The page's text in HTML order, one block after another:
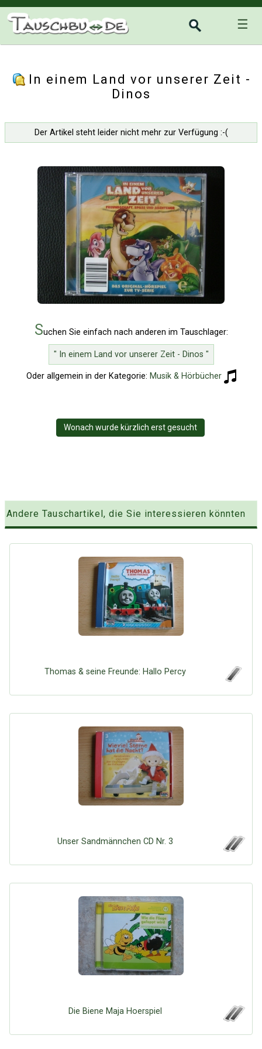
☰
In einem Land vor unserer Zeit -
Dinos
Der Artikel steht leider nicht mehr zur Verfügung :-(
Suchen Sie einfach nach anderen im Tauschlager:
" In einem Land vor unserer Zeit - Dinos "
Oder allgemein in der Kategorie: Musik & Hörbücher
Wonach wurde kürzlich erst gesucht
Andere Tauschartikel, die Sie interessieren könnten
Thomas & seine Freunde: Hallo Percy
Unser Sandmännchen CD Nr. 3
Die Biene Maja Hoerspiel